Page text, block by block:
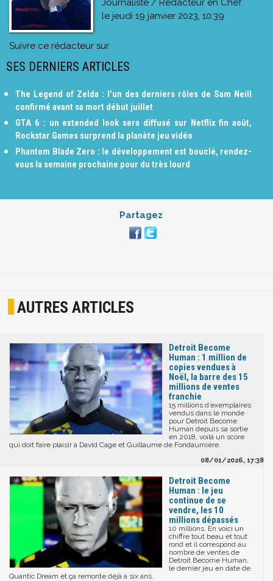
Journaliste / Rédacteur en Chef
le jeudi 19 janvier 2023, 10:39
Suivre ce rédacteur sur
SES DERNIERS ARTICLES
The Legend of Zelda : l'un des derniers rôles de Sam Neill
confirmé avant sa mort début juillet
GTA 6 : un extended look sera diffusé sur Netflix fin août,
Rockstar Games surprend la planète jeu vidéo
Phantom Blade Zero : le développement est bouclé, rendez-
vous la semaine prochaine pour du très lourd
Partagez
AUTRES ARTICLES
Detroit Become
Human : 1 million de
copies vendues à
Noël, la barre des 15
millions de ventes
franchie
15 millions d’exemplaires
vendus dans le monde
pour Detroit Become
Human depuis sa sortie
en 2018, voilà un score
qui doit faire plaisir à David Cage et Guillaume de Fondaumière.
08/01/2026, 17:38
Detroit Become
Human : le jeu
continue de se
vendre, les 10
millions dépassés
10 millions. En voici un
chiffre tout beau et tout
rond et il correspond au
nombre de ventes de
Detroit Become Human,
le dernier jeu en date de
Quantic Dream et ça remonte déjà à six ans.